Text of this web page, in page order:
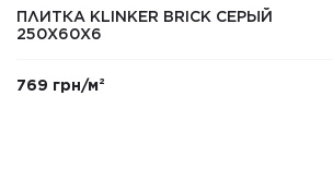
ПЛИТКА KLINKER BRICK СЕРЫЙ
250X60X6
769 грн/м²